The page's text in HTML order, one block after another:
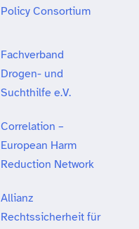
Policy Consortium
Fachverband
Drogen- und
Suchthilfe e.V.
Correlation –
European Harm
Reduction Network
Allianz
Rechtssicherheit für